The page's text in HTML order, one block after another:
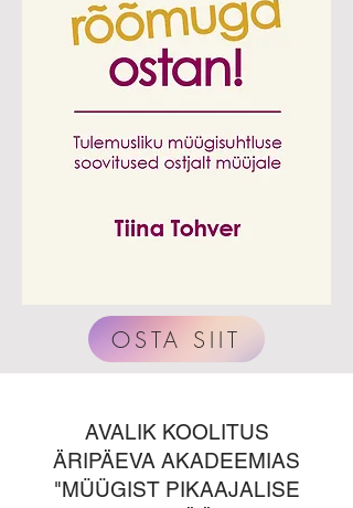
OSTA SIIT
AVALIK KOOLITUS
ÄRIPÄEVA AKADEEMIAS
"MÜÜGIST PIKAAJALISE